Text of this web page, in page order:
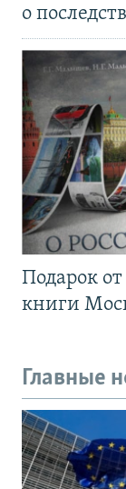
о
Подарок
книги
Главные